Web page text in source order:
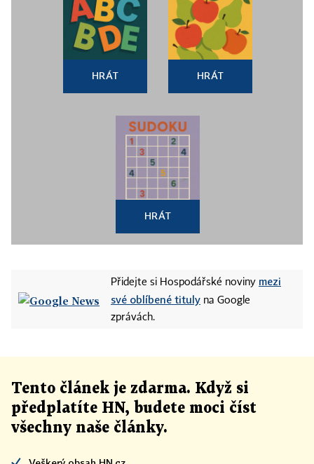
HRÁT HRÁT
HRÁT
Přidejte si Hospodářské noviny mezi
své oblíbené tituly na Google
zprávách.
Tento článek je zdarma. Když si
předplatíte HN, budete moci číst
všechny naše články.